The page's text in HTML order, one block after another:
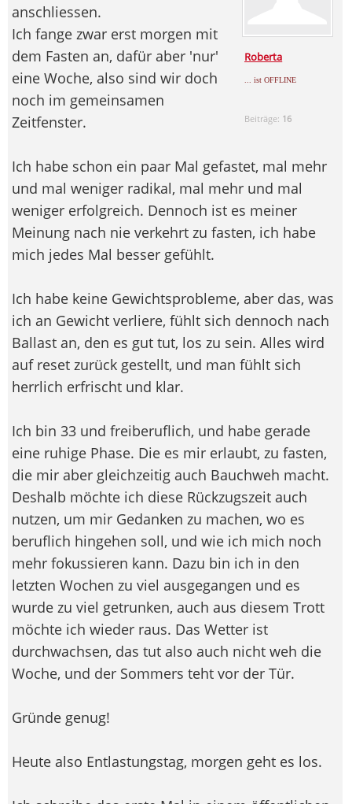
Roberta
... ist OFFLINE
Beiträge: 16
anschliessen.
Ich fange zwar erst morgen mit
dem Fasten an, dafür aber 'nur'
eine Woche, also sind wir doch
noch im gemeinsamen
Zeitfenster.
Ich habe schon ein paar Mal gefastet, mal mehr
und mal weniger radikal, mal mehr und mal
weniger erfolgreich. Dennoch ist es meiner
Meinung nach nie verkehrt zu fasten, ich habe
mich jedes Mal besser gefühlt.
Ich habe keine Gewichtsprobleme, aber das, was
ich an Gewicht verliere, fühlt sich dennoch nach
Ballast an, den es gut tut, los zu sein. Alles wird
auf reset zurück gestellt, und man fühlt sich
herrlich erfrischt und klar.
Ich bin 33 und freiberuflich, und habe gerade
eine ruhige Phase. Die es mir erlaubt, zu fasten,
die mir aber gleichzeitig auch Bauchweh macht.
Deshalb möchte ich diese Rückzugszeit auch
nutzen, um mir Gedanken zu machen, wo es
beruflich hingehen soll, und wie ich mich noch
mehr fokussieren kann. Dazu bin ich in den
letzten Wochen zu viel ausgegangen und es
wurde zu viel getrunken, auch aus diesem Trott
möchte ich wieder raus. Das Wetter ist
durchwachsen, das tut also auch nicht weh die
Woche, und der Sommers teht vor der Tür.
Gründe genug!
Heute also Entlastungstag, morgen geht es los.